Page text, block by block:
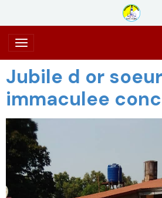
Jubile d or
immaculee